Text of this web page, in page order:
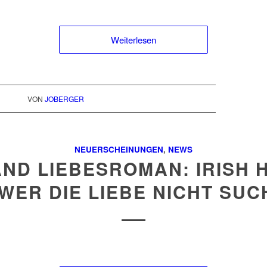
Weiterlesen
VON JOBERGER
NEUERSCHEINUNGEN, NEWS
LIEBESROMAN: IRISH
DIE LIEBE NICHT